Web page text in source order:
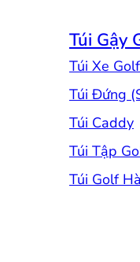
Túi Gậy
Túi Xe
Túi Đứng
Túi Caddy
Túi Tập
Túi Golf